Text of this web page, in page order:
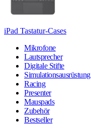
iPad Tastatur-Cases
Mikrofone
Lautsprecher
Digitale Stifte
Simulationsausrüstung
Racing
Presenter
Mauspads
Zubehör
Bestseller